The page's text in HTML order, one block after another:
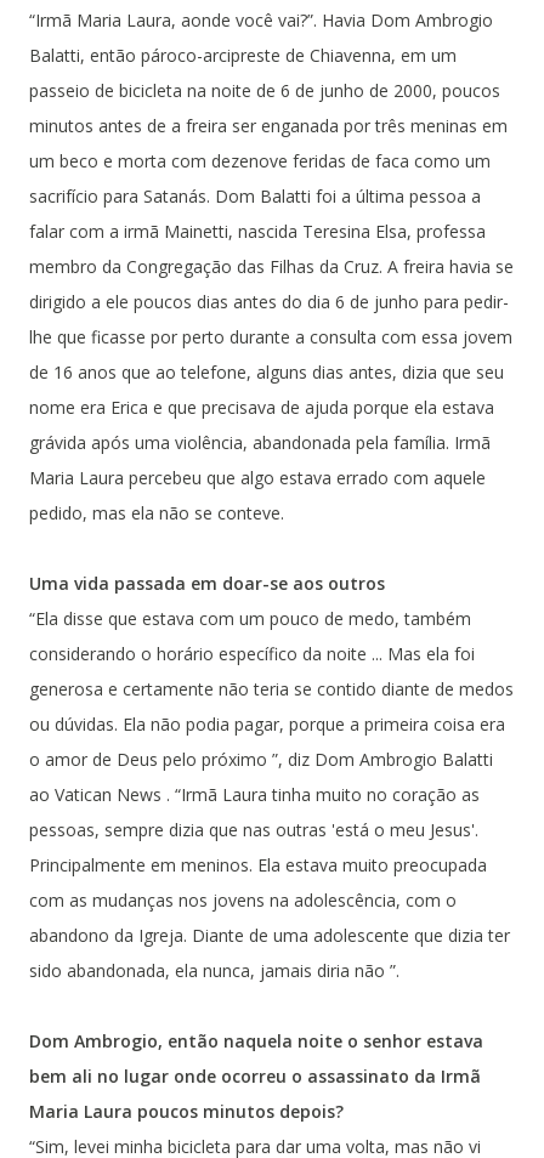
“Irmã Maria Laura, aonde você vai?”. Havia Dom Ambrogio
Balatti, então pároco-arcipreste de Chiavenna, em um
passeio de bicicleta na noite de 6 de junho de 2000, poucos
minutos antes de a freira ser enganada por três meninas em
um beco e morta com dezenove feridas de faca como um
sacrifício para Satanás. Dom Balatti foi a última pessoa a
falar com a irmã Mainetti, nascida Teresina Elsa, professa
membro da Congregação das Filhas da Cruz. A freira havia se
dirigido a ele poucos dias antes do dia 6 de junho para pedir-
lhe que ficasse por perto durante a consulta com essa jovem
de 16 anos que ao telefone, alguns dias antes, dizia que seu
nome era Erica e que precisava de ajuda porque ela estava
grávida após uma violência, abandonada pela família. Irmã
Maria Laura percebeu que algo estava errado com aquele
pedido, mas ela não se conteve.
Uma vida passada em doar-se aos outros
“Ela disse que estava com um pouco de medo, também
considerando o horário específico da noite ... Mas ela foi
generosa e certamente não teria se contido diante de medos
ou dúvidas. Ela não podia pagar, porque a primeira coisa era
o amor de Deus pelo próximo ”, diz Dom Ambrogio Balatti
ao Vatican News . “Irmã Laura tinha muito no coração as
pessoas, sempre dizia que nas outras 'está o meu Jesus'.
Principalmente em meninos. Ela estava muito preocupada
com as mudanças nos jovens na adolescência, com o
abandono da Igreja. Diante de uma adolescente que dizia ter
sido abandonada, ela nunca, jamais diria não ”.
Dom Ambrogio, então naquela noite o senhor estava
bem ali no lugar onde ocorreu o assassinato da Irmã
Maria Laura poucos minutos depois?
“Sim, levei minha bicicleta para dar uma volta, mas não vi